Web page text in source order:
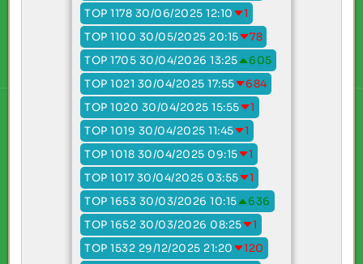
TOP 1178 30/06/2025 12:10
1
TOP 1100 30/05/2025 20:15
78
TOP 1705 30/04/2026 13:25
605
TOP 1021 30/04/2025 17:55
684
TOP 1020 30/04/2025 15:55
1
TOP 1019 30/04/2025 11:45
1
TOP 1018 30/04/2025 09:15
1
TOP 1017 30/04/2025 03:55
1
TOP 1653 30/03/2026 10:15
636
TOP 1652 30/03/2026 08:25
1
TOP 1532 29/12/2025 21:20
120